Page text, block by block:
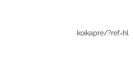
koikapre/?ref=hl